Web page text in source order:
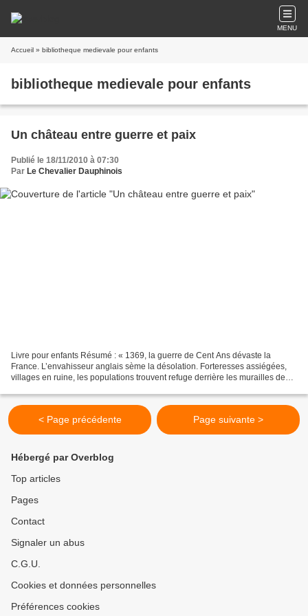
MENU
Accueil » bibliotheque medievale pour enfants
bibliotheque medievale pour enfants
Un château entre guerre et paix
Publié le 18/11/2010 à 07:30
Par Le Chevalier Dauphinois
Livre pour enfants Résumé : « 1369, la guerre de Cent Ans dévaste la
France. L’envahisseur anglais sème la désolation. Forteresses assiégées,
villages en ruine, les populations trouvent refuge derrière les murailles des
< Page précédente Page suivante >
Hébergé par Overblog
Top articles
Pages
Contact
Signaler un abus
C.G.U.
Cookies et données personnelles
Préférences cookies